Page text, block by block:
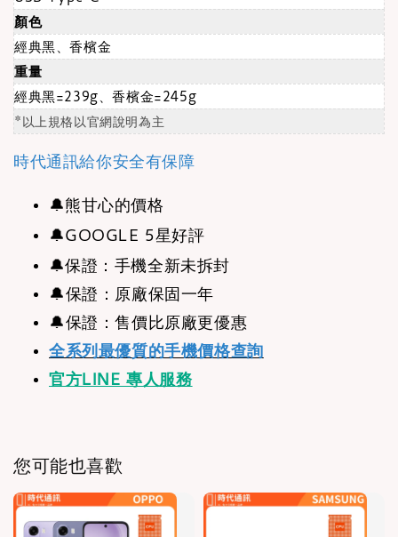
顏色
經典黑、香檳金
重量
經典黑=239g、香檳金=245g
*以上規格以官網說明為主
時代通訊給你安全有保障
🔔熊甘心的價格
🔔GOOGLE 5星好評
🔔保證：手機全新未拆封
🔔保證：原廠保固一年
🔔保證：售價比原廠更優惠
全系列最優質的手機價格查詢
官方LINE 專人服務
您可能也喜歡